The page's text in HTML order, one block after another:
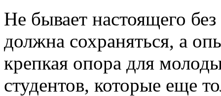
Не бывает настоящего
должна сохраняться, а
крепкая опора для
студентов, которые еще